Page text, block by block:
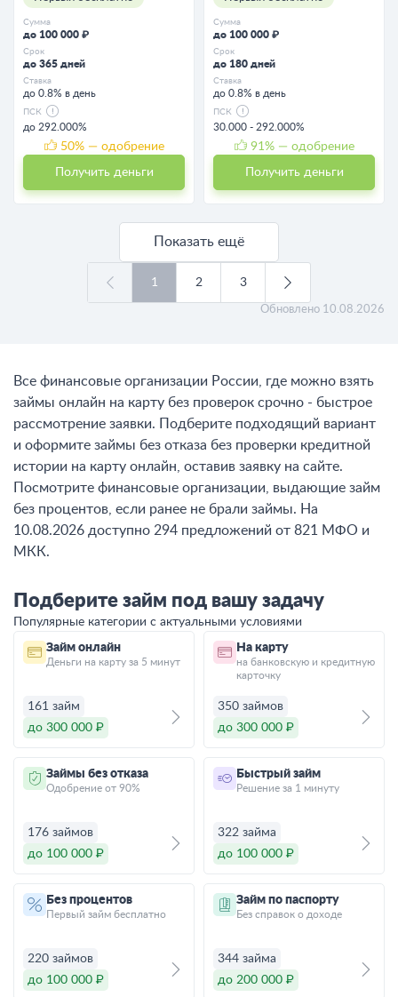
Сумма
до 100 000 ₽
Срок
до 365 дней
Ставка
до 0.8% в день
ПСК
до 292.000%
50% — одобрение
Получить деньги
Сумма
до 100 000 ₽
Срок
до 180 дней
Ставка
до 0.8% в день
ПСК
30.000 - 292.000%
91 % — одобрение
Получить деньги
Показать ещё
1 2 3
Обновлено 10.08.2026
Все финансовые организации России, где можно взять
займы онлайн на карту без проверок срочно - быстрое
рассмотрение заявки. Подберите подходящий вариант
и оформите займы без отказа без проверки кредитной
истории на карту онлайн, оставив заявку на сайте.
Посмотрите финансовые организации, выдающие займ
без процентов, если ранее не брали займы. На
10.08.2026 доступно 294 предложений от 821 МФО и
МКК.
Подберите займ под вашу задачу
Популярные категории с актуальными условиями
Займ онлайн
Деньги на карту за 5 минут
161 займ
до 300 000 ₽
На карту
на банковскую и кредитную
карточку
350 займов
до 300 000 ₽
Займы без отказа
Одобрение от 90%
176 займов
до 100 000 ₽
Быстрый займ
Решение за 1 минуту
322 займа
до 100 000 ₽
Без процентов
Первый займ бесплатно
220 займов
до 100 000 ₽
Займ по паспорту
Без справок о доходе
344 займа
до 200 000 ₽